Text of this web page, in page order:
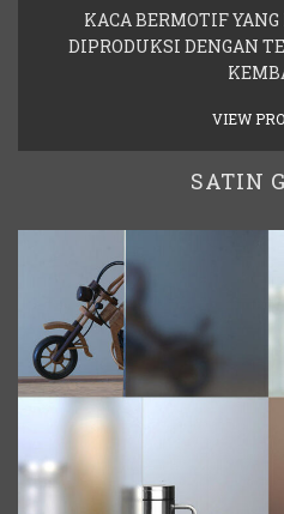
KACA BERMOTIF
DIPRODUKSI DENGAN
VIEW
SATIN